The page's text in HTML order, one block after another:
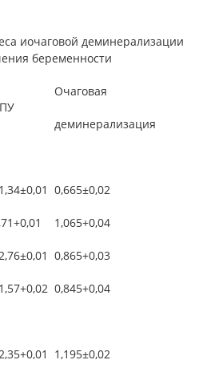
иочаговой деминерализации
беременности
Очаговая
деминерализация
0,665±0,02
1,065+0,04
0,865+0,03
0,845+0,04
1,195±0,02